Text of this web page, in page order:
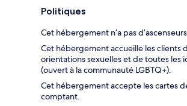
Politiques
Cet hébergement n’a pas
Cet hébergement accueille les clients
orientations sexuelles et de toutes les
(ouvert à la communauté LGBTQ+).
Cet hébergement accepte les cartes
comptant.